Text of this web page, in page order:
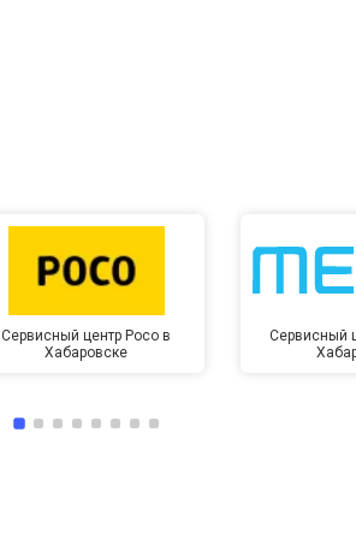
Сервисный центр Poco в
Хабаровске
Сервисный